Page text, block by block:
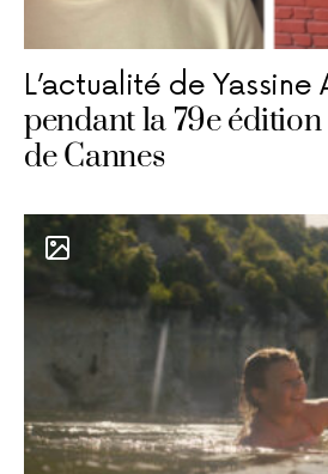
L’actualité de Yassine
pendant la 79e
de Cannes